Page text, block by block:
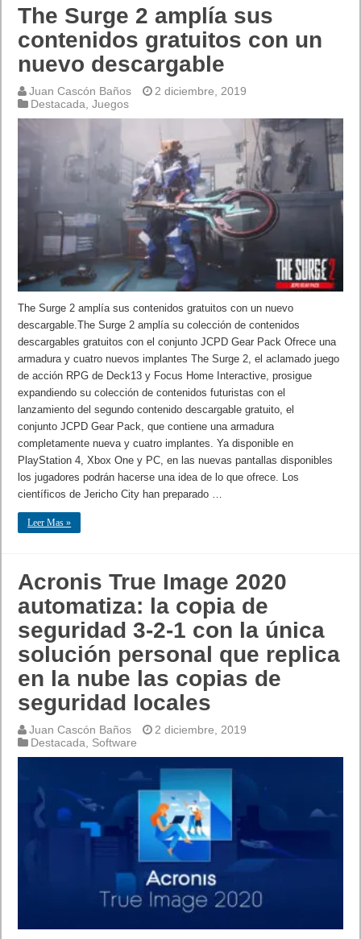
The Surge 2 amplía sus
contenidos gratuitos con un
nuevo descargable
Juan Cascón Baños
2 diciembre, 2019
Destacada ,Juegos
The Surge 2 amplía sus contenidos gratuitos con un nuevo
descargable.The Surge 2 amplía su colección de contenidos
descargables gratuitos con el conjunto JCPD Gear Pack Ofrece una
armadura y cuatro nuevos implantes The Surge 2, el aclamado juego
de acción RPG de Deck13 y Focus Home Interactive, prosigue
expandiendo su colección de contenidos futuristas con el
lanzamiento del segundo contenido descargable gratuito, el
conjunto JCPD Gear Pack, que contiene una armadura
completamente nueva y cuatro implantes. Ya disponible en
PlayStation 4, Xbox One y PC, en las nuevas pantallas disponibles
los jugadores podrán hacerse una idea de lo que ofrece. Los
científicos de Jericho City han preparado …
Leer Mas »
Acronis True Image 2020
automatiza: la copia de
seguridad 3-2-1 con la única
solución personal que replica
en la nube las copias de
seguridad locales
Juan Cascón Baños
2 diciembre, 2019
Destacada
Software